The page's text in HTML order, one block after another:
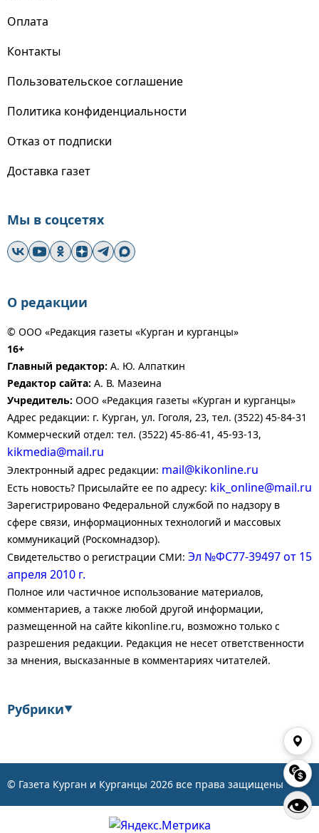
👁
Оплата
Контакты
Пользовательское соглашение
Политика конфиденциальности
Отказ от подписки
Доставка газет
Мы в соцсетях
О редакции
© ООО «Редакция газеты «Курган и курганцы»
16+
Главный редактор: А. Ю. Алпаткин
Редактор сайта: А. В. Мазеина
Учредитель: ООО «Редакция газеты «Курган и курганцы»
Адрес редакции: г. Курган, ул. Гоголя, 23, тел. (3522) 45-84-31
Коммерческий отдел: тел. (3522) 45-86-41, 45-93-13,
kikmedia@mail.ru
Электронный адрес редакции: mail@kikonline.ru
Есть новость? Присылайте ее по адресу: kik_online@mail.ru
Зарегистрировано Федеральной службой по надзору в
сфере связи, информационных технологий и массовых
коммуникаций (Роскомнадзор).
Свидетельство о регистрации СМИ: Эл №ФС77-39497 от 15
апреля 2010 г.
Полное или частичное использование материалов,
комментариев, а также любой другой информации,
размещенной на сайте kikonline.ru, возможно только с
разрешения редакции. Редакция не несет ответственности
за мнения, высказанные в комментариях читателей.
Рубрики▼
События
© Газета Курган и Курганцы 2026 все права защищены